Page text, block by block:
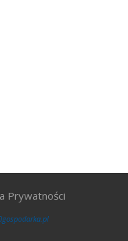
Prywatności